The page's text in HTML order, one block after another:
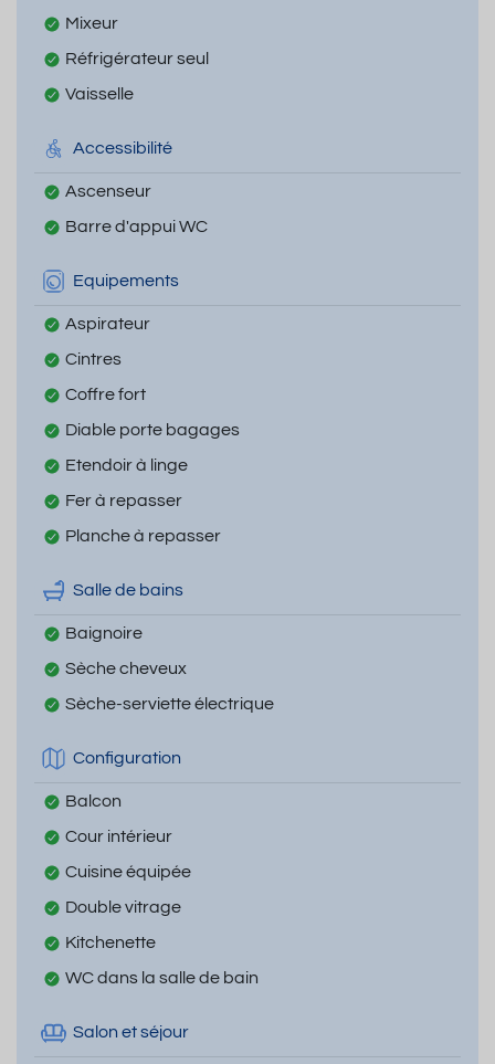
Mixeur
Réfrigérateur seul
Vaisselle
Accessibilité
Ascenseur
Barre d'appui WC
Equipements
Aspirateur
Cintres
Coffre fort
Diable porte bagages
Etendoir à linge
Fer à repasser
Planche à repasser
Salle de bains
Baignoire
Sèche cheveux
Sèche-serviette électrique
Configuration
Balcon
Cour intérieur
Cuisine équipée
Double vitrage
Kitchenette
WC dans la salle de bain
Salon et séjour